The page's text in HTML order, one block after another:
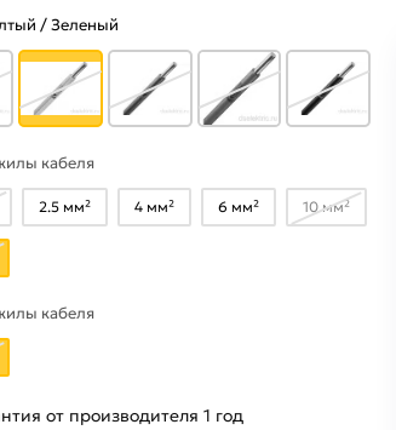
/ Зеленый
кабеля
2.5 мм² 4 мм² 6 мм² 10 мм²
кабеля
от производителя 1 год